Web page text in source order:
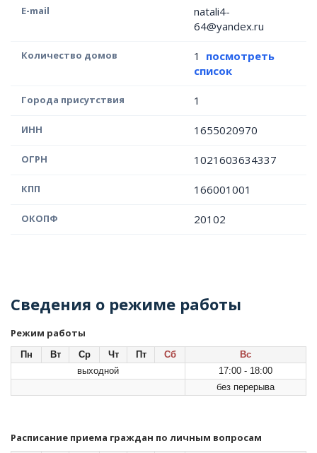
E-mail
natali4-
64@yandex.ru
Количество домов 1 посмотреть
список
Города присутствия 1
ИНН 1655020970
ОГРН 1021603634337
КПП 166001001
ОКОПФ 20102
Сведения о режиме работы
Режим работы
Пн Вт Ср Чт Пт Сб
Вс
выходной
17:00 - 18:00
без перерыва
Расписание приема граждан по личным вопросам